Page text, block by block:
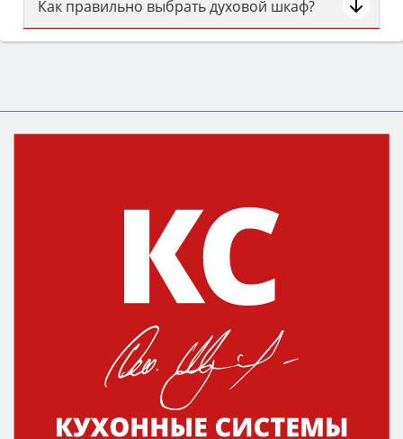
Как правильно выбрать духовой шкаф?
Сначала определитесь с типом (газовый или
класс энергопотребления не ниже A и нужные